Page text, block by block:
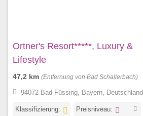
Ortner's Resort*****, Luxury &
Lifestyle
47,2 km (Entfernung von Bad Schallerbach)
94072 Bad Füssing, Bayern, Deutschland
Klassifizierung: Preisniveau: